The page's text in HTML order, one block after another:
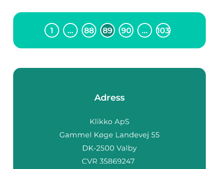
1 … 88 89 90 … 103
Adress